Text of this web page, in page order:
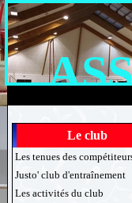
Le club
Les tenues des
Justo' club d'entraînement
Les activités du club